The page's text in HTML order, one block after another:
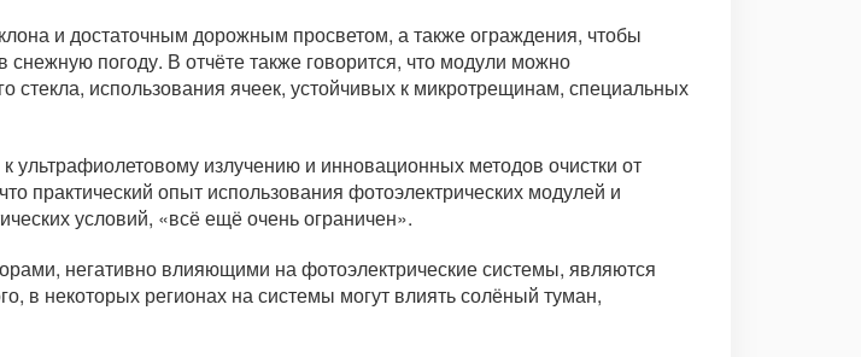
и достаточным дорожным просветом, а также ограждения, чтобы
погоду. В отчёте также говорится, что модули можно
стекла, использования ячеек, устойчивых к микротрещинам, специальных
ультрафиолетовому излучению и инновационных методов очистки от
практический опыт использования фотоэлектрических модулей и
условий, «всё ещё очень ограничен».
негативно влияющими на фотоэлектрические системы, являются
в некоторых регионах на системы могут влиять солёный туман,